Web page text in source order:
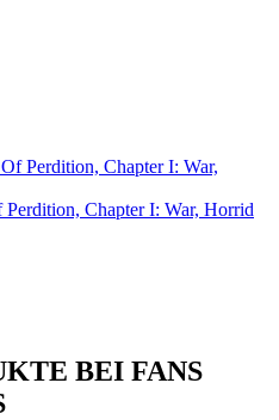
Chapter I: War, Horrid
BEI FANS